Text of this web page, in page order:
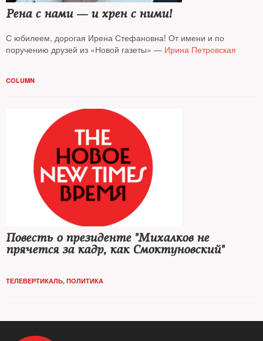
Рена с нами — и хрен с ними!
С юбилеем, дорогая Ирена Стефановна! От имени и по
поручению друзей из «Новой газеты» — Ирина Петровская
COLUMN
Повесть о президенте "Михалков не
прячется за кадр, как Смоктуновский"
ТЕЛЕВЕРТИКАЛЬ, ПОЛИТИКА